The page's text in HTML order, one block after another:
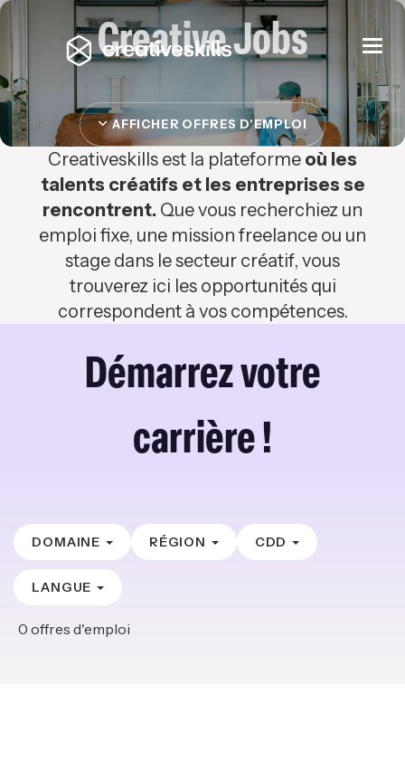
Creative Jobs
AFFICHER OFFRES D'EMPLOI
Creativeskills est la plateforme où les
talents créatifs et les entreprises se
rencontrent. Que vous recherchiez un
emploi fixe, une mission freelance ou un
stage dans le secteur créatif, vous
trouverez ici les opportunités qui
correspondent à vos compétences.
Démarrez votre
carrière !
DOMAINE RÉGION CDD
LANGUE
0 offres d'emploi